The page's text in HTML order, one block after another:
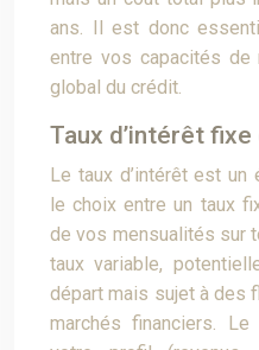
ans. Il est donc
entre vos capacités de
global du crédit.
Taux d’intérêt fixe
Le taux d’intérêt est un
le choix entre un taux
de vos mensualités sur
taux variable,
départ mais sujet à des
marchés financiers.